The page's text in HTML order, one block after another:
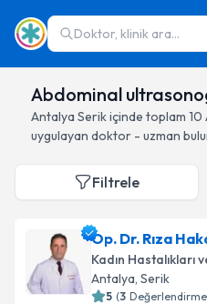
Doktor, klinik ara...
Abdominal
Antalya Serikiçinde toplam 10
uygulayan doktor - uzman
Filtrele
Op. Dr. Rıza
Kadın Hastalıkları
Antalya, Serik
5 (3